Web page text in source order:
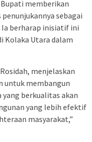
memberikan
sebagai
berharap inisiatif ini
Kolaka Utara dalam
menjelaskan
untuk membangun
berkualitas akan
yang lebih efektif
masyarakat,”